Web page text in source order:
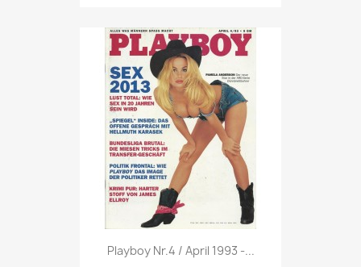
Vorschau
Playboy Nr.4 / April 1993 -...